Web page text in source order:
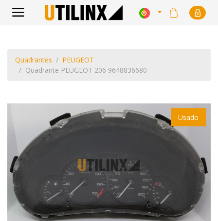
Quadrantes
PEUGEOT
Quadrante PEUGEOT 206 9648836680
Usado